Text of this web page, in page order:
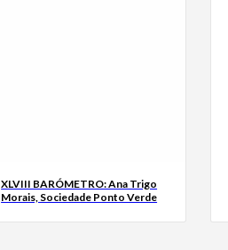
XLVIII BARÓMETRO: Ana Trigo
Morais, Sociedade Ponto Verde